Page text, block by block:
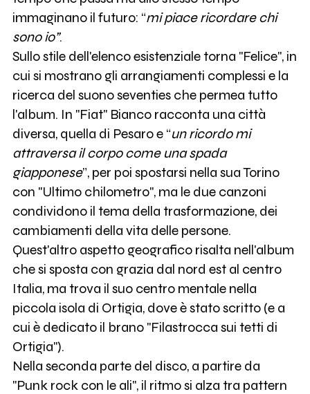
immaginano il futuro: “mi piace ricordare chi
sono io”.
Sullo stile dell'elenco esistenziale torna "Felice", in
cui si mostrano gli arrangiamenti complessi e la
ricerca del suono seventies che permea tutto
l'album. In "Fiat" Bianco racconta una città
diversa, quella di Pesaro e “un ricordo mi
attraversa il corpo come una spada
giapponese”, per poi spostarsi nella sua Torino
con "Ultimo chilometro", ma le due canzoni
condividono il tema della trasformazione, dei
cambiamenti della vita delle persone.
Quest'altro aspetto geografico risalta nell'album
che si sposta con grazia dal nord est al centro
Italia, ma trova il suo centro mentale nella
piccola isola di Ortigia, dove è stato scritto (e a
cui è dedicato il brano "Filastrocca sui tetti di
Ortigia").
Nella seconda parte del disco, a partire da
"Punk rock con le ali", il ritmo si alza tra pattern